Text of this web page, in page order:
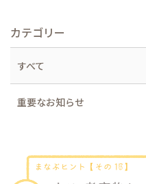
カテゴリー
すべて
重要なお知らせ